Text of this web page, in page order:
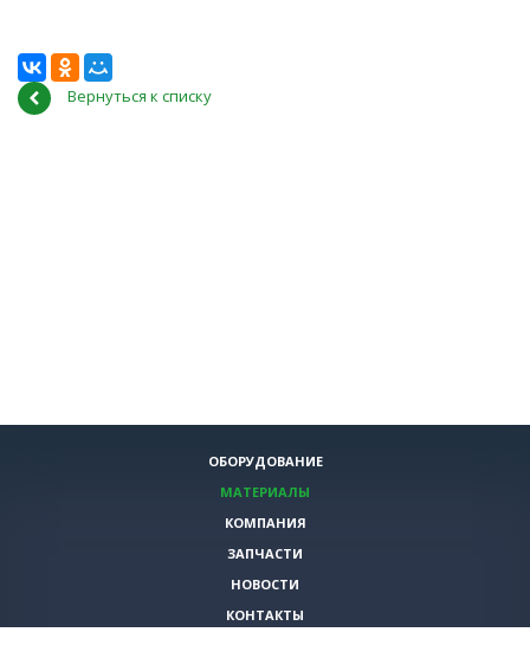
Вернуться к списку
ОБОРУДОВАНИЕ
МАТЕРИАЛЫ
КОМПАНИЯ
ЗАПЧАСТИ
НОВОСТИ
КОНТАКТЫ